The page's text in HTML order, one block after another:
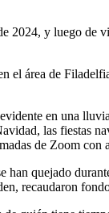
y luego de
el área de
en una
las fiestas
de Zoom
quejado
recaudaron